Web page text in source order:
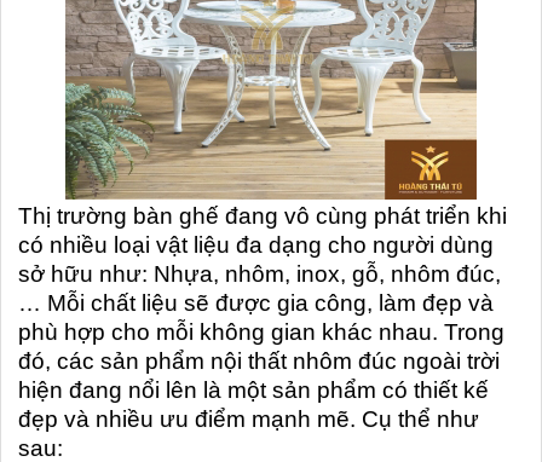
Thị trường bàn ghế đang vô cùng phát triển khi
có nhiều loại vật liệu đa dạng cho người dùng
sở hữu như: Nhựa, nhôm, inox, gỗ, nhôm đúc,
… Mỗi chất liệu sẽ được gia công, làm đẹp và
phù hợp cho mỗi không gian khác nhau. Trong
đó, các sản phẩm nội thất nhôm đúc ngoài trời
hiện đang nổi lên là một sản phẩm có thiết kế
đẹp và nhiều ưu điểm mạnh mẽ. Cụ thể như
sau: